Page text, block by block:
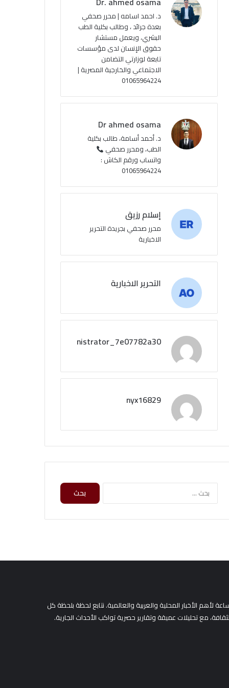
u
ر
ا
م
ل
م
و
ق
ع
S
S
د. احمد اسامه | محرر صحفي
بعدة جرائد ، وطالب بكلية الطب
البشري، ويعمل مستشار
حقوق الإنسان لدى مؤسسات
تابعة لوزارتي التضامن
الاجتماعي والخارجية المصرية |
01065964224
Dr ahmed osama
د. أحمد أسامة، طالب بكلية
الطب، ومحرر صحفي
واتساب ورقم الكاش :
01065964224
إسلام رزيق
محرر صحفي بجريدة التحرير
الاخبارية
التحرير الاخبارية
administrator_7e07782a30
nyx16829
ح
:
الأخبار المحلية والعربية والعالمية. نتابع لحظة بلحظة كل
مع تحليلات عميقة وتقارير حصرية تواكب الأحداث الجارية.